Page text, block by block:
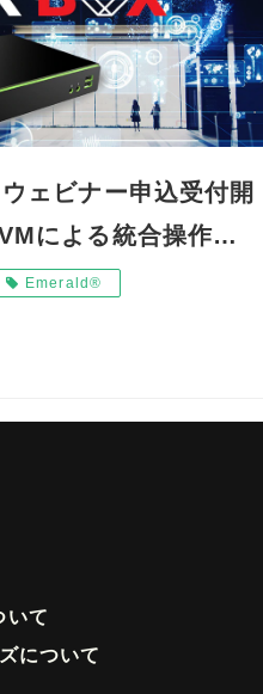
ェビナー申込受付開
による統合操作環
を実現して放送関連
Emerald®
いて
について